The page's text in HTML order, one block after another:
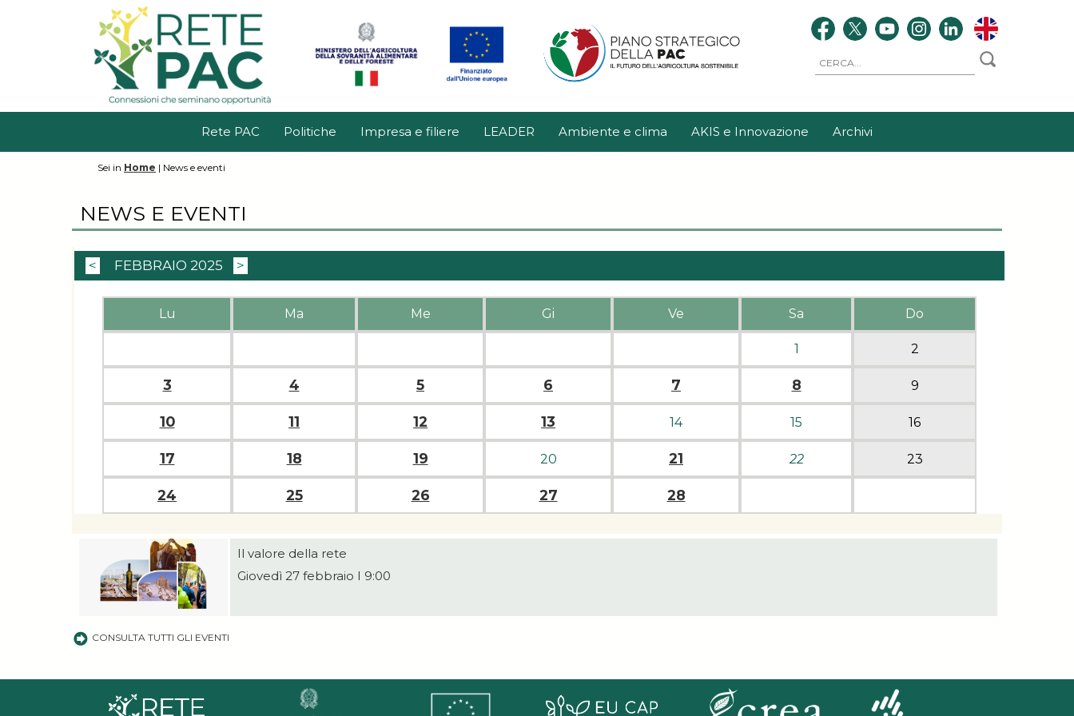
Rete PAC Politiche Impresa e filiere LEADER Ambiente e clima AKIS e Innovazione Archivi
Sei in Home | News e eventi
NEWS E EVENTI
< FEBBRAIO 2025 >
Lu Ma Me Gi Ve Sa Do
1 2
3 4 5 6 7 8 9
10 11 12 13 14 15 16
17 18 19 20 21 22 23
24 25 26 27 28
Il valore della rete
Giovedì 27 febbraio I 9:00
CONSULTA TUTTI GLI EVENTI